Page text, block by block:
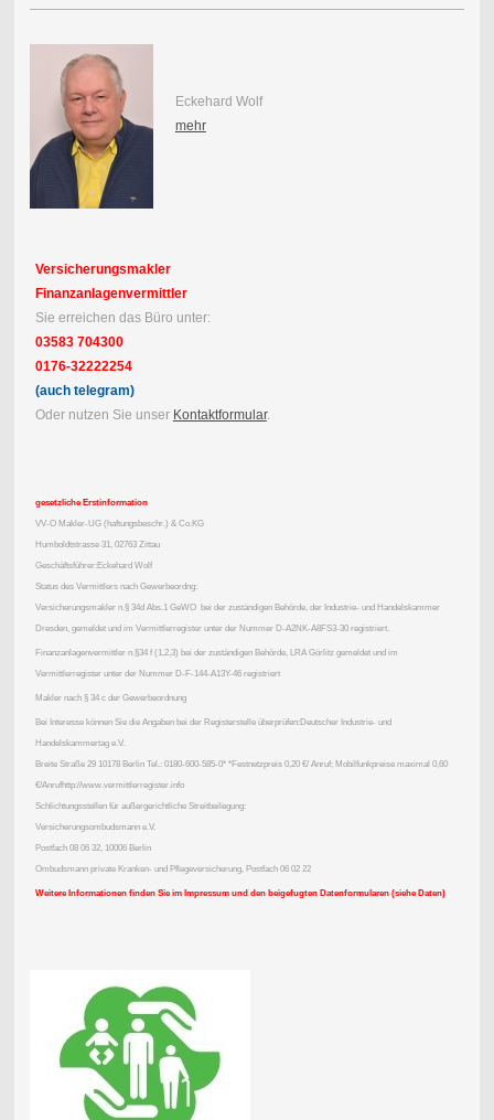
Eckehard Wolf
mehr
Versicherungsmakler
Finanzanlagenvermittler
Sie erreichen das Büro unter:
03583 704300
0176-32222254
(auch telegram)
Oder nutzen Sie unser Kontaktformular.
gesetzliche Erstinformation
VV-O Makler-UG (haftungsbeschr.) & Co.KG
Humboldtstrasse 31, 02763 Zittau
Geschäftsführer:Eckehard Wolf
Status des Vermittlers nach Gewerbeordng:
Versicherungsmakler n.§ 34d Abs.1 GeWO bei der zuständigen Behörde, der Industrie- und Handelskammer
Dresden, gemeldet und im Vermittlerregister unter der Nummer D-A2NK-A8FS3-30 registriert.
Finanzanlagenvermittler n.§34 f (1,2,3) bei der zuständigen Behörde, LRA Görlitz gemeldet und im
Vermittlerregister unter der Nummer D-F-144-A13Y-46 registriert
Makler nach § 34 c der Gewerbeordnung
Bei Interesse können Sie die Angaben bei der Registerstelle überprüfen:Deutscher Industrie- und
Handelskammertag e.V.
Breite Straße 29 10178 Berlin Tel.: 0180-600-585-0* *Festnetzpreis 0,20 €/ Anruf; Mobilfunkpreise maximal 0,60
€/Anrufhttp://www.vermittlerregister.info
Schlichtungsstellen für außergerichtliche Streitbeilegung:
Versicherungsombudsmann e.V.
Postfach 08 06 32, 10006 Berlin
Ombudsmann private Kranken- und Pflegeversicherung, Postfach 06 02 22
Weitere Informationen finden Sie im Impressum und den beigefugten Datenformularen (siehe Daten)